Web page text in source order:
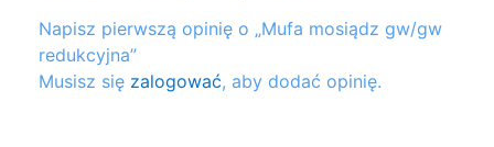
Napisz pierwszą opinię o „Mufa mosiądz gw/gw
redukcyjna”
Musisz się zalogować, aby dodać opinię.